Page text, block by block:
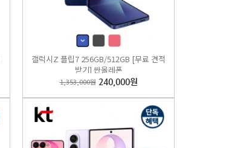
갤럭시Z 플립7 256GB/512GB [무료 견적
받기] 싼올레폰
1,353,000원 240,000원